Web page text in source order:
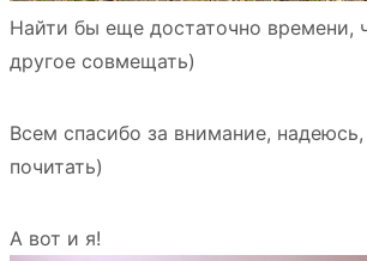
Найти бы еще достаточно времени,
другое совмещать)
Всем спасибо за внимание,
почитать)
А вот и я!